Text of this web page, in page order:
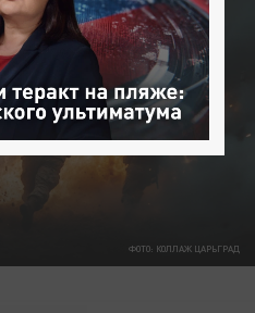
ФОТО: КОЛЛАЖ ЦАРЬГРАД